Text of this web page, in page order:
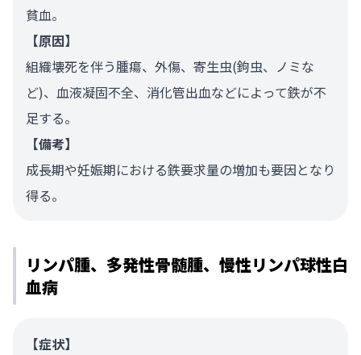
貧血。
【原因】
組織壊死を伴う腫瘍、外傷、寄生虫(鉤虫、ノミな
ど)、血液凝固不全、消化管出血などによって鉄が不
足する。
【備考】
成長期や妊娠期における鉄要求量の増加も要因となり
得る。
リンパ腫、多発性骨髄腫、慢性リンパ球性白
血病
【症状】